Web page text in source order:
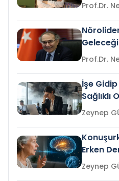
İşe
Sağlıklı
Gelir mi?
Erken
mi?